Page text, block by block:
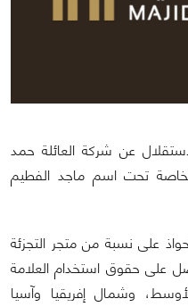
الاستقلال عن شركة العائلة حمد
تحت اسم ماجد الفطيم
على نسبة من متجر التجزئة
على حقوق استخدام العلامة
وشمال إفريقيا وآسيا